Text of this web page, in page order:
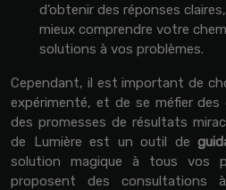
d’obtenir des réponses
mieux comprendre votre
solutions à vos problèmes.
Cependant, il est important de
expérimenté, et de se méfier
des promesses de résultats
de Lumière est un outil de
solution magique à tous vos
proposent des consultations